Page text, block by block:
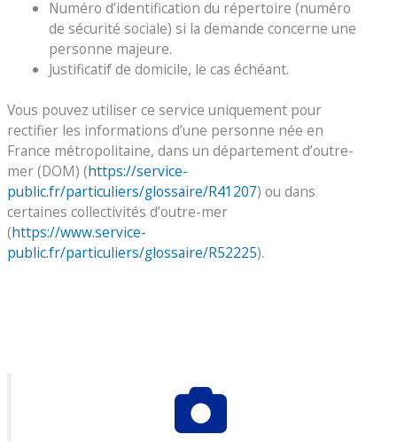
Numéro d’identification du répertoire (numéro
de sécurité sociale) si la demande concerne une
personne majeure.
Justificatif de domicile, le cas échéant.
Vous pouvez utiliser ce service uniquement pour
rectifier les informations d’une personne née en
France métropolitaine, dans un département d’outre-
mer (DOM) (https://service-
public.fr/particuliers/glossaire/R41207) ou dans
certaines collectivités d’outre-mer
(https://www.service-
public.fr/particuliers/glossaire/R52225).